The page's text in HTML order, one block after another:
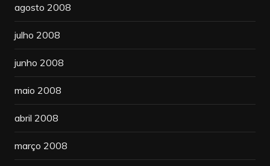
agosto 2008
julho 2008
junho 2008
maio 2008
abril 2008
março 2008